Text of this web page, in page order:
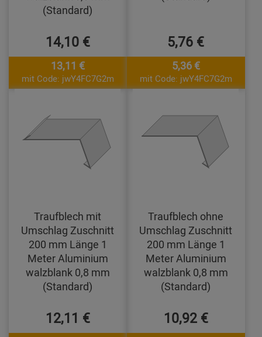
(Standard)
14,10 €
13,11 €
mit Code: jwY4FC7G2m
5,76 €
5,36 €
mit Code: jwY4FC7G2m
Traufblech mit
Umschlag Zuschnitt
200 mm Länge 1
Meter Aluminium
walzblank 0,8 mm
(Standard)
12,11 €
Traufblech ohne
Umschlag Zuschnitt
200 mm Länge 1
Meter Aluminium
walzblank 0,8 mm
(Standard)
10,92 €